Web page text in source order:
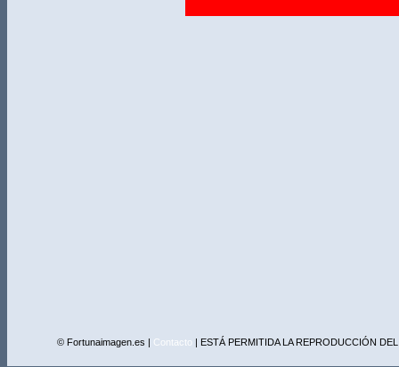
© Fortunaimagen.es | Contacto | ESTÁ PERMITIDA LA REPRODUCCIÓN